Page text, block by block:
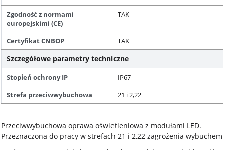
Zgodność z normami
europejskimi (CE)
TAK
Certyfikat CNBOP TAK
Szczegółowe parametry techniczne
Stopień ochrony IP
IP67
Strefa przeciwwybuchowa
21 i 2,22
Przeciwwybuchowa oprawa oświetleniowa z modułami LED.
Przeznaczona do pracy w strefach 21 i 2,22 zagrożenia wybuchem